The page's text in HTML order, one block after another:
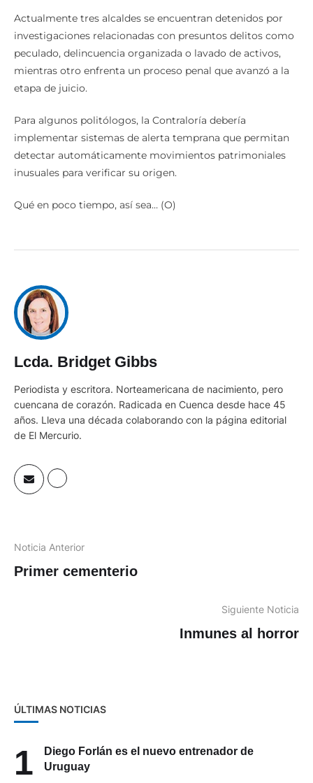
Actualmente tres alcaldes se encuentran detenidos por
investigaciones relacionadas con presuntos delitos como
peculado, delincuencia organizada o lavado de activos,
mientras otro enfrenta un proceso penal que avanzó a la
etapa de juicio.
Para algunos politólogos, la Contraloría debería
implementar sistemas de alerta temprana que permitan
detectar automáticamente movimientos patrimoniales
inusuales para verificar su origen.
Qué en poco tiempo, así sea… (O)
Lcda. Bridget Gibbs
Periodista y escritora. Norteamericana de nacimiento, pero
cuencana de corazón. Radicada en Cuenca desde hace 45
años. Lleva una década colaborando con la página editorial
de El Mercurio.
Noticia Anterior
Primer cementerio
Siguiente Noticia
Inmunes al horror
ÚLTIMAS NOTICIAS
1
Diego Forlán es el nuevo entrenador de
Uruguay